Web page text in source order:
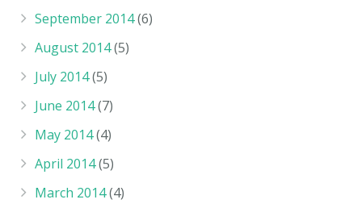
September 2014(6)
August 2014(5)
July 2014(5)
June 2014(7)
May 2014(4)
April 2014(5)
March 2014(4)